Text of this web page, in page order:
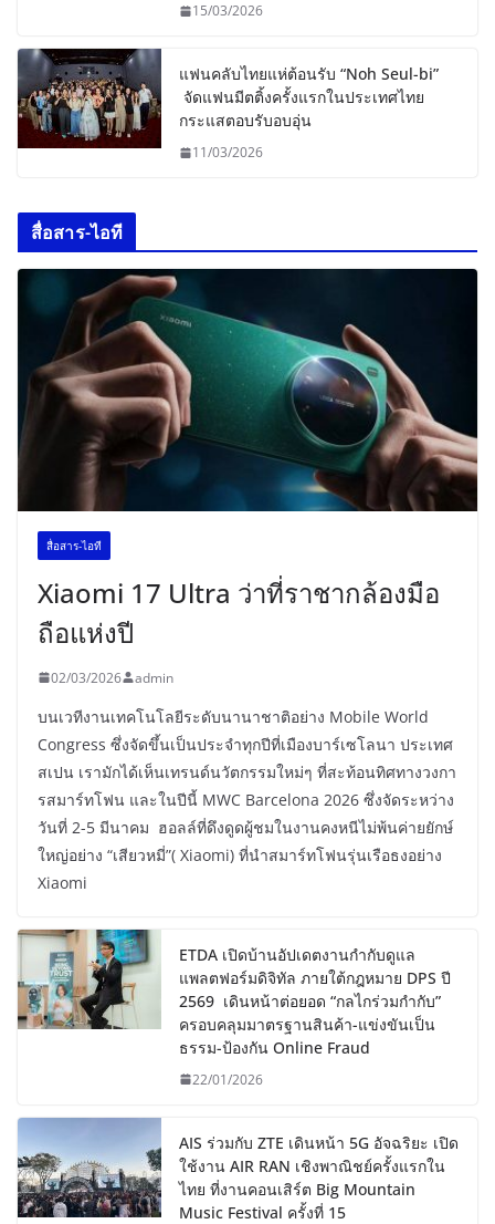
15/03/2026
แฟนคลับไทยแห่ต้อนรับ “Noh Seul-bi”
จัดแฟนมีตติ้งครั้งแรกในประเทศไทย
กระแสตอบรับอบอุ่น
11/03/2026
สื่อสาร-ไอที
สื่อสาร-ไอที
Xiaomi 17 Ultra ว่าที่ราชากล้องมือ
ถือแห่งปี
02/03/2026 admin
บนเวทีงานเทคโนโลยีระดับนานาชาติอย่าง Mobile World
Congress ซึ่งจัดขึ้นเป็นประจำทุกปีที่เมืองบาร์เซโลนา ประเทศ
สเปน เรามักได้เห็นเทรนด์นวัตกรรมใหม่ๆ ที่สะท้อนทิศทางวงกา
รสมาร์ทโฟน และในปีนี้ MWC Barcelona 2026 ซึ่งจัดระหว่าง
วันที่ 2-5 มีนาคม ฮอลล์ที่ดึงดูดผู้ชมในงานคงหนีไม่พ้นค่ายยักษ์
ใหญ่อย่าง “เสียวหมี่”( Xiaomi) ที่นำสมาร์ทโฟนรุ่นเรือธงอย่าง
Xiaomi
ETDA เปิดบ้านอัปเดตงานกำกับดูแล
แพลตฟอร์มดิจิทัล ภายใต้กฎหมาย DPS ปี
2569 เดินหน้าต่อยอด “กลไกร่วมกำกับ”
ครอบคลุมมาตรฐานสินค้า-แข่งขันเป็น
ธรรม-ป้องกัน Online Fraud
22/01/2026
AIS ร่วมกับ ZTE เดินหน้า 5G อัจฉริยะ เปิด
ใช้งาน AIR RAN เชิงพาณิชย์ครั้งแรกใน
ไทย ที่งานคอนเสิร์ต Big Mountain
Music Festival ครั้งที่ 15